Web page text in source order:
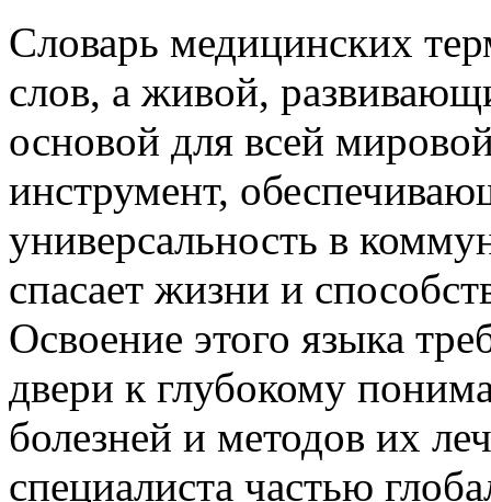
Словарь медицинских
слов, а живой,
основой для всей
инструмент,
универсальность в
спасает жизни и
Освоение этого языка
двери к глубокому
болезней и методов их
специалиста частью